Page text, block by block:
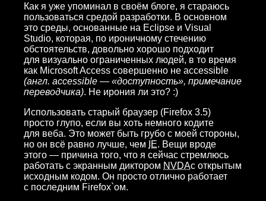
Как я уже упоминал в своём блоге, я стараюсь
пользоваться средой разработки. В основном
это среды, основанные на Eclipse и Visual
Studio, которая, по ироничному стечению
обстоятельств, довольно хорошо подходит
для визуально ограниченных людей, в то время
как Microsoft Access совершенно не accessible
(англ. accessible — «доступность», примечание
переводчика). Не ирония ли это? :)
Использовать старый браузер (Firefox 3.5)
просто глупо, если вы хоть немного кодите
для веба. Это может быть грубо с моей стороны,
но он всё равно лучше, чем
IE. Вещи вроде
этого — причина того, что я сейчас стремлюсь
работать с экранным диктором NVDAс открытым
исходным кодом. Он просто отлично работает
с последним Firefox`ом.